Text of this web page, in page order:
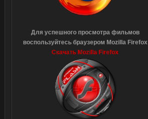
Для успешного просмотра фильмов
воспользуйтесь браузером Mozilla Firefox
Скачать Mozilla Firefox